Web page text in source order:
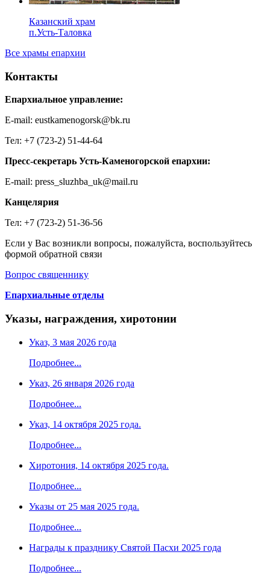
Казанский храм
п.Усть-Таловка
Все храмы епархии
Контакты
Епархиальное управление:
E-mail: eustkamenogorsk@bk.ru
Тел: +7 (723-2) 51-44-64
Пресс-секретарь Усть-Каменогорской епархии:
E-mail: press_sluzhba_uk@mail.ru
Канцелярия
Тел: +7 (723-2) 51-36-56
Если у Вас возникли вопросы, пожалуйста, воспользуйтесь
формой обратной связи
Вопрос священнику
Епархиальные отделы
Указы, награждения, хиротонии
Указ, 3 мая 2026 года
Подробнее...
Указ, 26 января 2026 года
Подробнее...
Указ, 14 октября 2025 года.
Подробнее...
Хиротония, 14 октября 2025 года.
Подробнее...
Указы от 25 мая 2025 года.
Подробнее...
Награды к празднику Святой Пасхи 2025 года
Подробнее...